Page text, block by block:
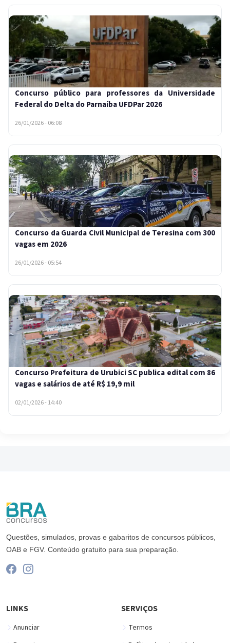
Concurso público para professores da Universidade
Federal do Delta do Parnaíba UFDPar 2026
26/01/2026 - 06:08
Concurso da Guarda Civil Municipal de Teresina com 300
vagas em 2026
26/01/2026 - 05:54
Concurso Prefeitura de Urubici SC publica edital com 86
vagas e salários de até R$ 19,9 mil
02/01/2026 - 14:40
Questões, simulados, provas e gabaritos de concursos públicos,
OAB e FGV. Conteúdo gratuito para sua preparação.
LINKS
Anunciar
SERVIÇOS
Termos